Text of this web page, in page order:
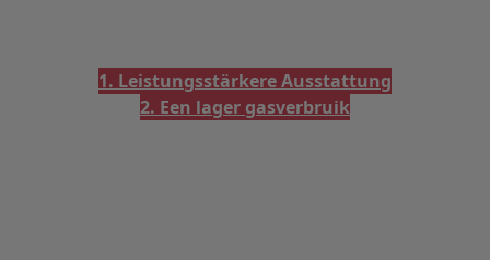
1. Leistungsstärkere Ausstattung
2. Een lager gasverbruik